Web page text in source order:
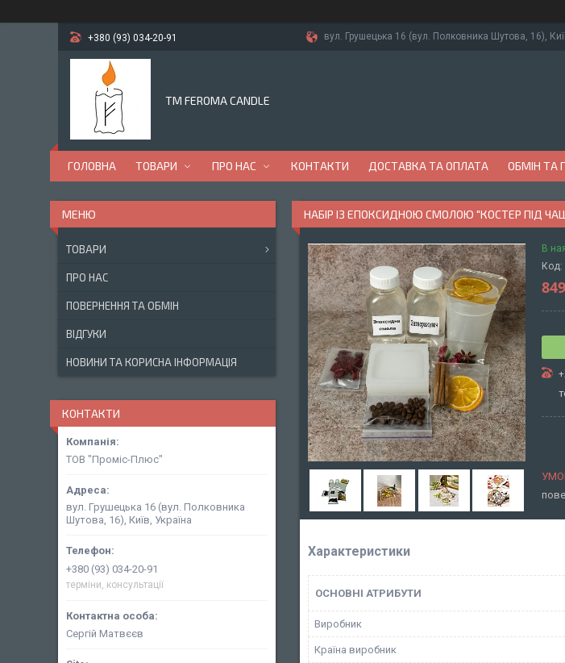
+380 (93) 034-20-91 вул. Грушецька 16 (вул. Полковника Шутова, 16),
TM FEROMA CANDLE
ГОЛОВНА ТОВАРИ ПРО НАС КОНТАКТИ ДОСТАВКА ТА ОПЛАТА ОБМІН ТА
НАБІР ІЗ ЕПОКСИДНОЮ СМОЛОЮ "КОСТЕР ПІД
В
Код:
Характеристики
ОСНОВНІ АТРИБУТИ
Виробник
Країна виробник
ТОВАРИ
ПРО НАС
ПОВЕРНЕННЯ ТА ОБМІН
ВІДГУКИ
НОВИНИ ТА КОРИСНА ІНФОРМАЦІЯ
КОНТАКТИ
ТОВ "Проміс-Плюс"
вул. Грушецька 16 (вул. Полковника
Шутова, 16), Київ, Україна
+380 (93) 034-20-91
терміни, консультації
Сергій Матвєєв